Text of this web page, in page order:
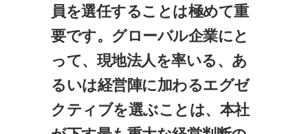
員を選任することは極めて重
要です。グローバル企業にと
って、現地法人を率いる、あ
るいは経営陣に加わるエグゼ
クティブを選ぶことは、本社